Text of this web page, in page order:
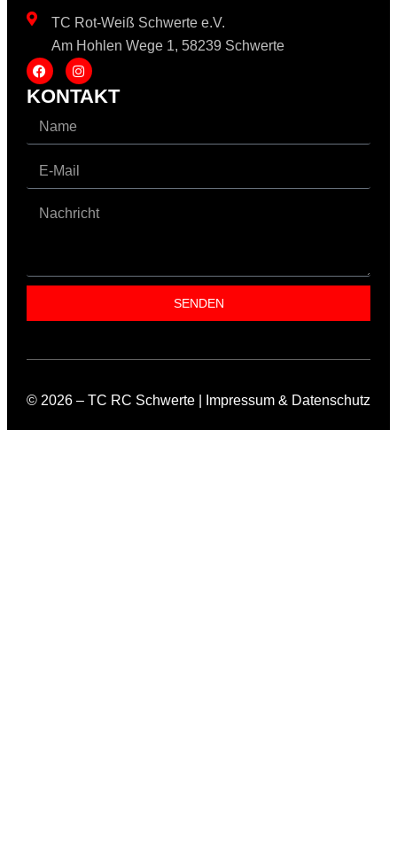
TC Rot-Weiß Schwerte e.V.
Am Hohlen Wege 1, 58239 Schwerte
KONTAKT
SENDEN
© 2026 – TC RC Schwerte | Impressum & Datenschutz